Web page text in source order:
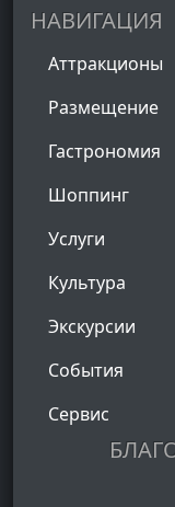
als auch im
höflich. Wir
kommen
НАВИГАЦИЯ
Аттракционы
Размещение
Гастрономия
Шоппинг
Услуги
Культура
Экскурсии
События
Сервис